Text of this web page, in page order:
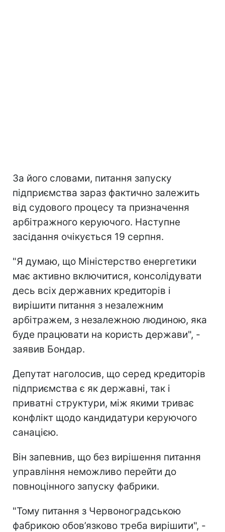
За його словами, питання запуску
підприємства зараз фактично залежить
від судового процесу та призначення
арбітражного керуючого. Наступне
засідання очікується 19 серпня.
"Я думаю, що Міністерство енергетики
має активно включитися, консолідувати
десь всіх державних кредиторів і
вирішити питання з незалежним
арбітражем, з незалежною людиною, яка
буде працювати на користь держави", -
заявив Бондар.
Депутат наголосив, що серед кредиторів
підприємства є як державні, так і
приватні структури, між якими триває
конфлікт щодо кандидатури керуючого
санацією.
Він запевнив, що без вирішення питання
управління неможливо перейти до
повноцінного запуску фабрики.
"Тому питання з Червоноградською
фабрикою обов’язково треба вирішити", -